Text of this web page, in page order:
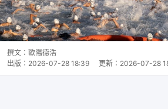
撰文： 歐陽德浩
出版： 2026-07-28 18:39 更新： 2026-07-28